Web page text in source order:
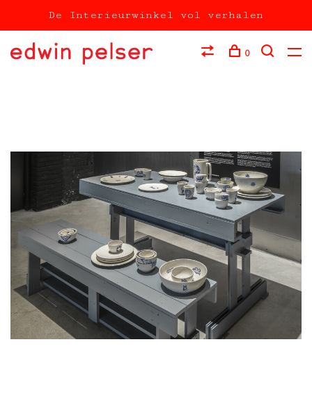
De Interieurwinkel vol verhalen
0